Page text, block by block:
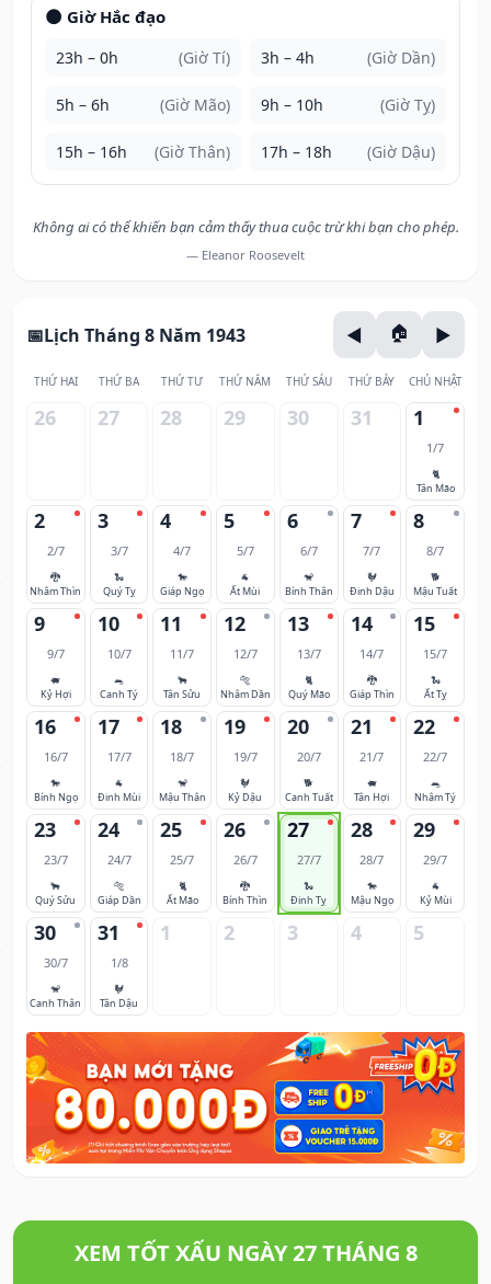
🌑 Giờ Hắc đạo
23h – 0h (Giờ Tí) 3h – 4h (Giờ Dần)
5h – 6h (Giờ Mão) 9h – 10h (Giờ Tỵ)
15h – 16h (Giờ Thân) 17h – 18h (Giờ Dậu)
Không ai có thể khiến bạn cảm thấy thua cuộc trừ khi bạn cho phép.
— Eleanor Roosevelt
Lịch Tháng 8 Năm 1943
THỨ HAI THỨ BA THỨ TƯ THỨ NĂM THỨ SÁU THỨ BẢY CHỦ NHẬT
26 27 28 29 30 31 1
1/7
🐈
Tân Mão
2
2/7
🐉
Nhâm Thìn
3
3/7
🐍
Quý Tỵ
4
4/7
🐎
Giáp Ngọ
5
5/7
🐐
Ất Mùi
6
6/7
🐒
Bính Thân
7
7/7
🐓
Đinh Dậu
8
8/7
🐕
Mậu Tuất
9
9/7
🐖
Kỷ Hợi
10
10/7
🐀
Canh Tý
11
11/7
🐂
Tân Sửu
12
12/7
🐅
Nhâm Dần
13
13/7
🐈
Quý Mão
14
14/7
🐉
Giáp Thìn
15
15/7
🐍
Ất Tỵ
16
16/7
🐎
Bính Ngọ
17
17/7
🐐
Đinh Mùi
18
18/7
🐒
Mậu Thân
19
19/7
🐓
Kỷ Dậu
20
20/7
🐕
Canh Tuất
21
21/7
🐖
Tân Hợi
22
22/7
🐀
Nhâm Tý
23
23/7
🐂
Quý Sửu
24
24/7
🐅
Giáp Dần
25
25/7
🐈
Ất Mão
26
26/7
🐉
Bính Thìn
27
27/7
🐍
Đinh Tỵ
28
28/7
🐎
Mậu Ngọ
29
29/7
🐐
Kỷ Mùi
30
30/7
🐒
Canh Thân
31
1/8
🐓
Tân Dậu
1 2 3 4 5
XEM TỐT XẤU NGÀY 27 THÁNG 8